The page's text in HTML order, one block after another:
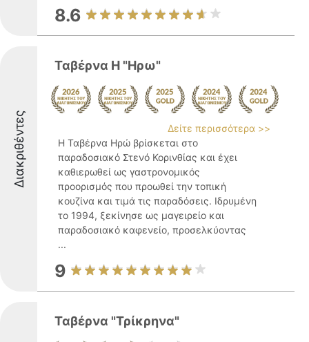
8.6
Διακριθέντες
Ταβέρνα Η "Ηρω"
Δείτε περισσότερα >>
Η Ταβέρνα Ηρώ βρίσκεται στο
παραδοσιακό Στενό Κορινθίας και έχει
καθιερωθεί ως γαστρονομικός
προορισμός που προωθεί την τοπική
κουζίνα και τιμά τις παραδόσεις. Ιδρυμένη
το 1994, ξεκίνησε ως μαγειρείο και
παραδοσιακό καφενείο, προσελκύοντας
...
9
Ταβέρνα "Τρίκρηνα"